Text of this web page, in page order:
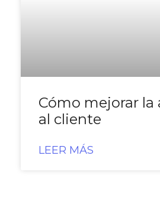
Cómo mejorar la
al cliente
LEER MÁS